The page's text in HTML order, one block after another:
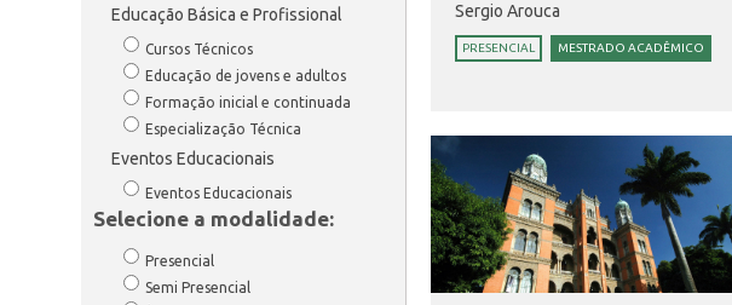
Educação Básica e Profissional
Cursos Técnicos
Educação de jovens e adultos
Formação inicial e continuada
Especialização Técnica
Eventos Educacionais
Eventos Educacionais
Selecione a modalidade:
Presencial
Semi Presencial
Sergio Arouca
PRESENCIAL MESTRADO ACADÊMICO